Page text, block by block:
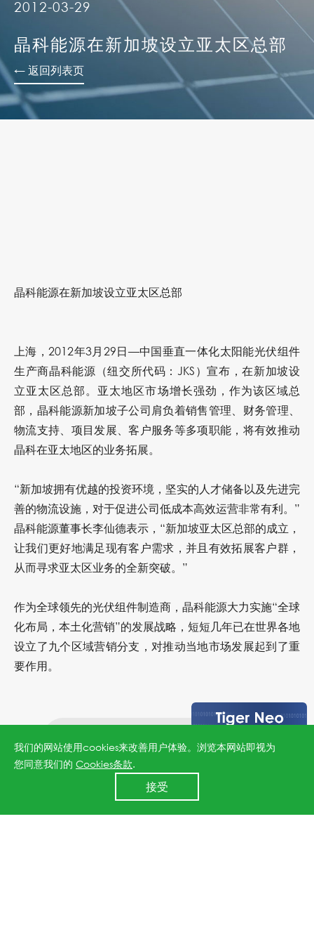
2012-03-29
晶科能源在新加坡设立亚太区总部
← 返回列表页
晶科能源在新加坡设立亚太区总部
上海，2012年3月29日—中国垂直一体化太阳能光伏组件
生产商晶科能源（纽交所代码：JKS）宣布，在新加坡设
立亚太区总部。亚太地区市场增长强劲，作为该区域总
部，晶科能源新加坡子公司肩负着销售管理、财务管理、
物流支持、项目发展、客户服务等多项职能，将有效推动
晶科在亚太地区的业务拓展。
“新加坡拥有优越的投资环境，坚实的人才储备以及先进完
善的物流设施，对于促进公司低成本高效运营非常有利。”
晶科能源董事长李仙德表示，“新加坡亚太区总部的成立，
让我们更好地满足现有客户需求，并且有效拓展客户群，
从而寻求亚太区业务的全新突破。”
作为全球领先的光伏组件制造商，晶科能源大力实施“全球
化布局，本土化营销”的发展战略，短短几年已在世界各地
设立了九个区域营销分支，对推动当地市场发展起到了重
要作用。
我们的网站使用cookies来改善用户体验。浏览本网站即视为
您同意我们的 Cookies条款.
接受